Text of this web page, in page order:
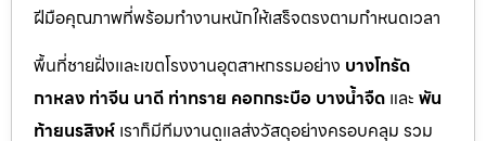
ฝีมือคุณภาพที่พร้อมทำงานหนักให้เสร็จตรงตามกำหนดเวลา
พื้นที่ชายฝั่งและเขตโรงงานอุตสาหกรรมอย่าง บางโทรัด
กาหลง ท่าจีน นาดี ท่าทราย คอกกระบือ บางน้ำจืด และ พัน
ท้ายนรสิงห์ เราก็มีทีมงานดูแลส่งวัสดุอย่างครอบคลุม รวม